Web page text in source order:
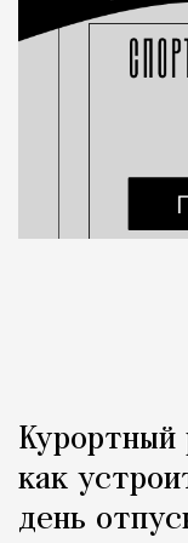
Курортный
как
день